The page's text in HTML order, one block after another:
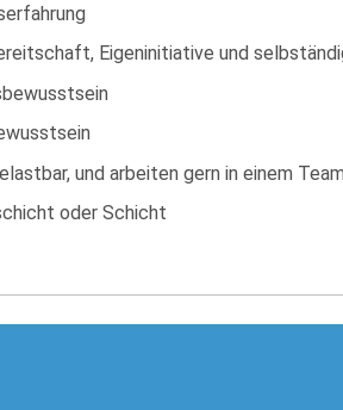
Eigeninitiative und
und arbeiten gern in einem Team
oder Schicht